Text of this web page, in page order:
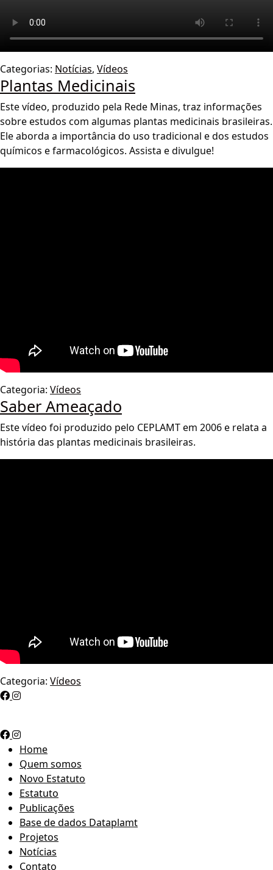
Categorias: Notícias, Vídeos
Plantas Medicinais
Este vídeo, produzido pela Rede Minas, traz informações
sobre estudos com algumas plantas medicinais brasileiras.
Ele aborda a importância do uso tradicional e dos estudos
químicos e farmacológicos. Assista e divulgue!
Categoria: Vídeos
Saber Ameaçado
Este vídeo foi produzido pelo CEPLAMT em 2006 e relata a
história das plantas medicinais brasileiras.
Categoria: Vídeos
Home
Quem somos
Novo Estatuto
Estatuto
Publicações
Base de dados Dataplamt
Projetos
Notícias
Contato